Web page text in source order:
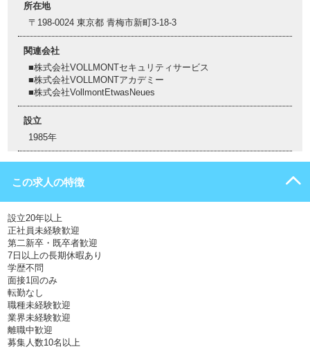
所在地
〒198-0024 東京都 青梅市新町3-18-3
関連会社
■株式会社VOLLMONTセキュリティサービス
■株式会社VOLLMONTアカデミー
■株式会社VollmontEtwasNeues
設立
1985年
この求人の特徴
設立20年以上
正社員未経験歓迎
第二新卒・既卒者歓迎
7日以上の長期休暇あり
学歴不問
面接1回のみ
転勤なし
職種未経験歓迎
業界未経験歓迎
離職中歓迎
募集人数10名以上